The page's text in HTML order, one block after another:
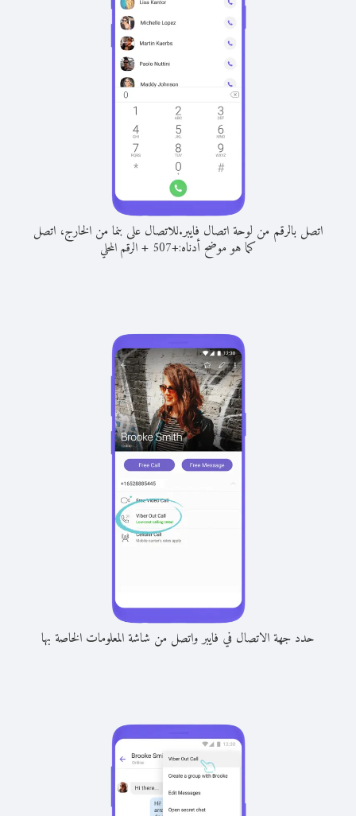
اتصل بالرقم من لوحة اتصال فايبر.للاتصال على بنما من الخارج، اتصل
كما هو موضح أدناه:+
507
+الرقم المحلي
حدد جهة الاتصال في فايبر واتصل من شاشة المعلومات الخاصة بها